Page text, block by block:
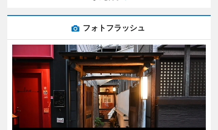
フォトフラッシュ